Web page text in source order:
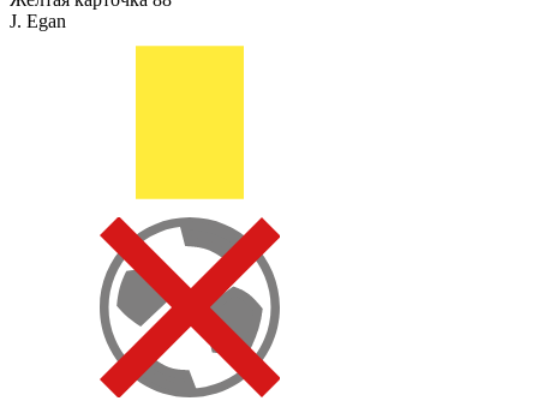
J. Egan